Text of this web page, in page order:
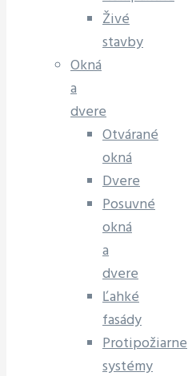
Živé
stavby
Okná
a
dvere
Otvárané
okná
Dvere
Posuvné
okná
a
dvere
Ľahké
fasády
Protipožiarne
systémy